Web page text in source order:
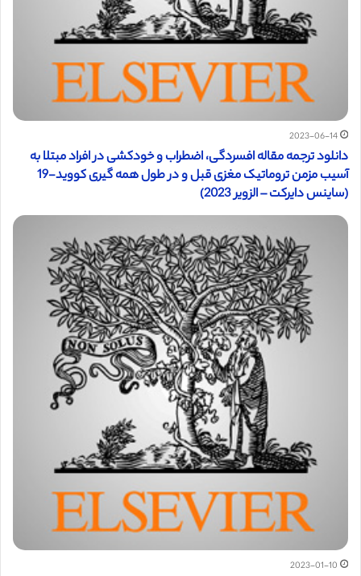
2023-06-14
دانلود ترجمه مقاله افسردگی، اضطراب و خودکشی در افراد مبتلا به
آسیب مزمن تروماتیک مغزی قبل و در طول همه گیری کووید-19
(ساینس دایرکت – الزویر 2023)
2023-01-10